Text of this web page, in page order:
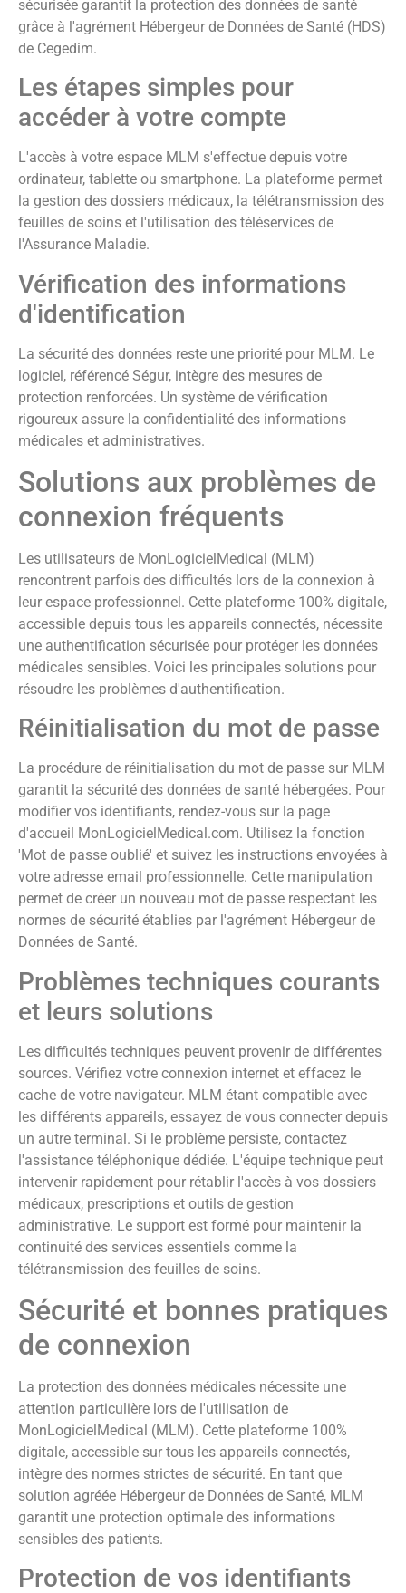
sécurisée garantit la protection des données de santé
grâce à l'agrément Hébergeur de Données de Santé (HDS)
de Cegedim.
Les étapes simples pour
accéder à votre compte
L'accès à votre espace MLM s'effectue depuis votre
ordinateur, tablette ou smartphone. La plateforme permet
la gestion des dossiers médicaux, la télétransmission des
feuilles de soins et l'utilisation des téléservices de
l'Assurance Maladie.
Vérification des informations
d'identification
La sécurité des données reste une priorité pour MLM. Le
logiciel, référencé Ségur, intègre des mesures de
protection renforcées. Un système de vérification
rigoureux assure la confidentialité des informations
médicales et administratives.
Solutions aux problèmes de
connexion fréquents
Les utilisateurs de MonLogicielMedical (MLM)
rencontrent parfois des difficultés lors de la connexion à
leur espace professionnel. Cette plateforme 100% digitale,
accessible depuis tous les appareils connectés, nécessite
une authentification sécurisée pour protéger les données
médicales sensibles. Voici les principales solutions pour
résoudre les problèmes d'authentification.
Réinitialisation du mot de passe
La procédure de réinitialisation du mot de passe sur MLM
garantit la sécurité des données de santé hébergées. Pour
modifier vos identifiants, rendez-vous sur la page
d'accueil MonLogicielMedical.com. Utilisez la fonction
'Mot de passe oublié' et suivez les instructions envoyées à
votre adresse email professionnelle. Cette manipulation
permet de créer un nouveau mot de passe respectant les
normes de sécurité établies par l'agrément Hébergeur de
Données de Santé.
Problèmes techniques courants
et leurs solutions
Les difficultés techniques peuvent provenir de différentes
sources. Vérifiez votre connexion internet et effacez le
cache de votre navigateur. MLM étant compatible avec
les différents appareils, essayez de vous connecter depuis
un autre terminal. Si le problème persiste, contactez
l'assistance téléphonique dédiée. L'équipe technique peut
intervenir rapidement pour rétablir l'accès à vos dossiers
médicaux, prescriptions et outils de gestion
administrative. Le support est formé pour maintenir la
continuité des services essentiels comme la
télétransmission des feuilles de soins.
Sécurité et bonnes pratiques
de connexion
La protection des données médicales nécessite une
attention particulière lors de l'utilisation de
MonLogicielMedical (MLM). Cette plateforme 100%
digitale, accessible sur tous les appareils connectés,
intègre des normes strictes de sécurité. En tant que
solution agréée Hébergeur de Données de Santé, MLM
garantit une protection optimale des informations
sensibles des patients.
Protection de vos identifiants